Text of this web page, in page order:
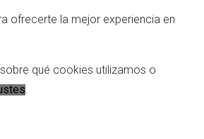
ofrecerte la mejor experiencia en
qué cookies utilizamos o